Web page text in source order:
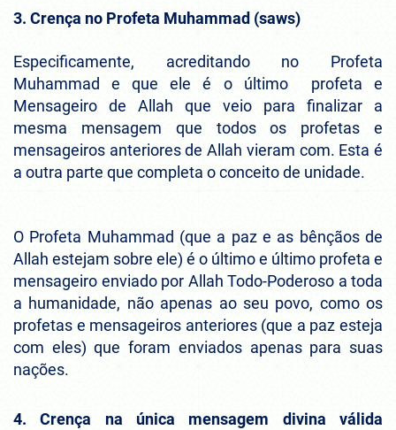
3. Crença no Profeta Muhammad (saws)
Especificamente, acreditando no Profeta
Muhammad e que ele é o último profeta e
Mensageiro de Allah que veio para finalizar a
mesma mensagem que todos os profetas e
mensageiros anteriores de Allah vieram com. Esta é
a outra parte que completa o conceito de unidade.
O Profeta Muhammad (que a paz e as bênçãos de
Allah estejam sobre ele) é o último e último profeta e
mensageiro enviado por Allah Todo-Poderoso a toda
a humanidade, não apenas ao seu povo, como os
profetas e mensageiros anteriores (que a paz esteja
com eles) que foram enviados apenas para suas
nações.
4. Crença na única mensagem divina válida